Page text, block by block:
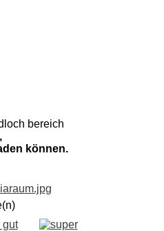
bereich
können.